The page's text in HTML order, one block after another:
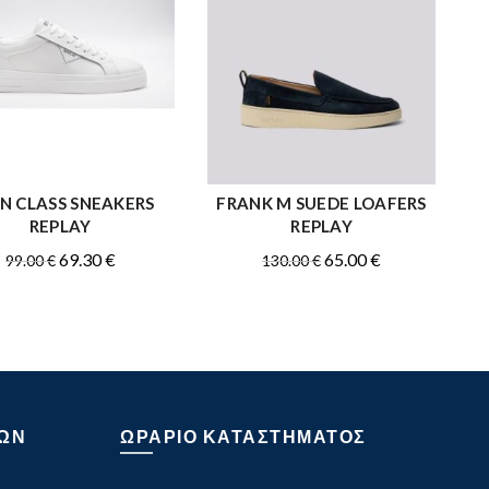
ΑΓΟΡΑ
CLASS SNEAKERS
REPLAY
99.00€Original
69.30€Η
69.30 €.
ΑΓΟΡΑ
FRANK M SUEDE LOAFERS
REPLAY
130.00€Original
65.00€Η
65.00 €.
ΩΡΑΡΙΟ ΚΑΤΑΣΤΗΜΑΤΟΣ